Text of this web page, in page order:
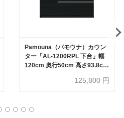
Pamouna（パモウナ）カウン
ター「AL-1200RPL 下台」幅
120cm 奥行50cm 高さ93.8cm
125,800 円